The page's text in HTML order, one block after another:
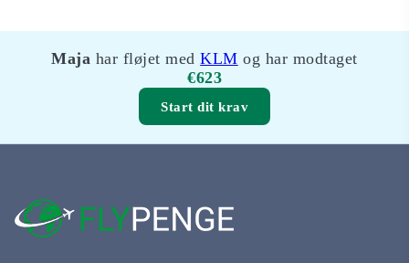
Maja har fløjet medKLM og har modtaget
€623
Start dit krav